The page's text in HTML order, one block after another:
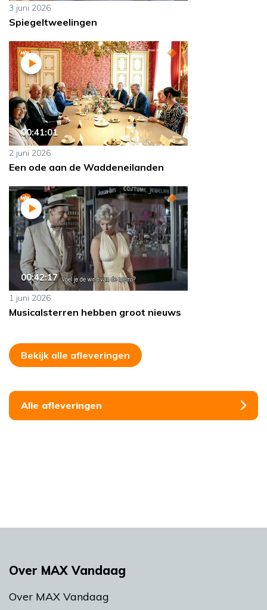
3 juni 2026
Spiegeltweelingen
00:41:01
2 juni 2026
Een ode aan de Waddeneilanden
00:42:17
1 juni 2026
Musicalsterren hebben groot nieuws
Bekijk alle afleveringen
Alle afleveringen
Over MAX Vandaag
Over MAX Vandaag